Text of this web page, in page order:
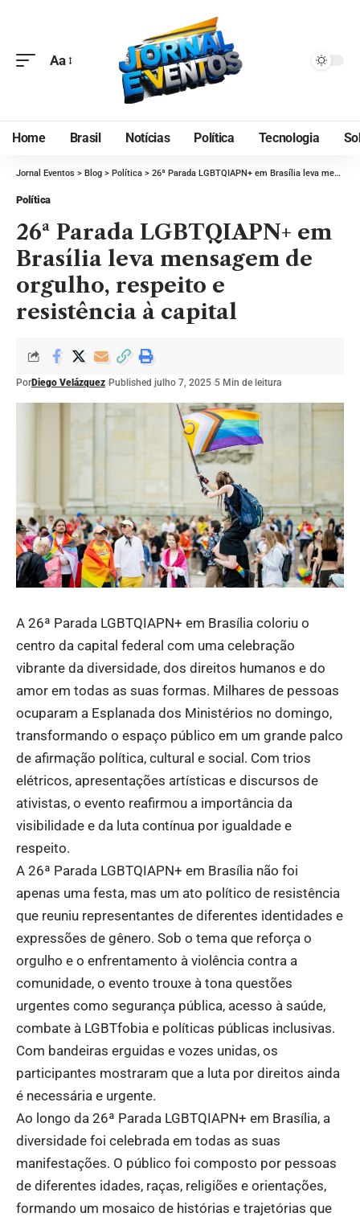
Aa
Home Brasil Notícias Política Tecnologia
Jornal Eventos > Blog > Política > 26ª Parada LGBTQIAPN+ em Brasília leva mensagem de orgulho, respeito e resistência à capital
Política
26ª Parada LGBTQIAPN+ em
Brasília leva mensagem de
orgulho, respeito e
resistência à capital
PorDiego Velázquez Published julho 7, 2025 5 Min de leitura
A 26ª Parada LGBTQIAPN+ em Brasília coloriu o
centro da capital federal com uma celebração
vibrante da diversidade, dos direitos humanos e do
amor em todas as suas formas. Milhares de pessoas
ocuparam a Esplanada dos Ministérios no domingo,
transformando o espaço público em um grande palco
de afirmação política, cultural e social. Com trios
elétricos, apresentações artísticas e discursos de
ativistas, o evento reafirmou a importância da
visibilidade e da luta contínua por igualdade e
respeito.
A 26ª Parada LGBTQIAPN+ em Brasília não foi
apenas uma festa, mas um ato político de resistência
que reuniu representantes de diferentes identidades e
expressões de gênero. Sob o tema que reforça o
orgulho e o enfrentamento à violência contra a
comunidade, o evento trouxe à tona questões
urgentes como segurança pública, acesso à saúde,
combate à LGBTfobia e políticas públicas inclusivas.
Com bandeiras erguidas e vozes unidas, os
participantes mostraram que a luta por direitos ainda
é necessária e urgente.
Ao longo da 26ª Parada LGBTQIAPN+ em Brasília, a
diversidade foi celebrada em todas as suas
manifestações. O público foi composto por pessoas
de diferentes idades, raças, religiões e orientações,
formando um mosaico de histórias e trajetórias que